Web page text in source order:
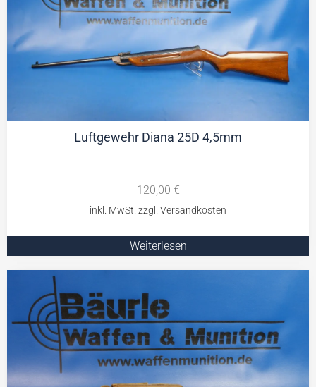
Luftgewehr Diana 25D 4,5mm
120,00 €
Weiterlesen